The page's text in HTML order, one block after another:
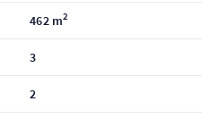
462 m2
3
2